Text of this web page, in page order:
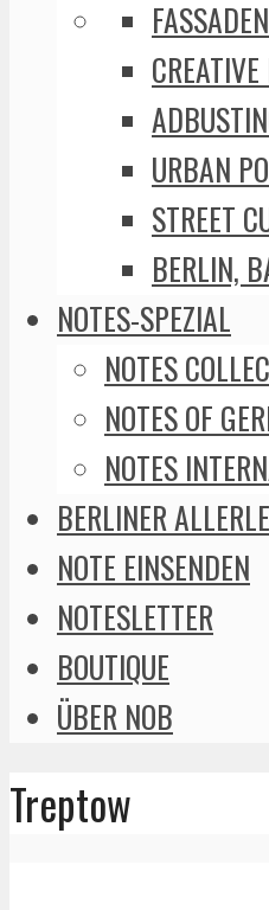
URBAN
STREET
BERLIN,
NOTES-SPEZIAL
NOTES
NOTES OF
NOTES
BERLINER
NOTE EINSENDEN
NOTESLETTER
BOUTIQUE
ÜBER NOB
Treptow